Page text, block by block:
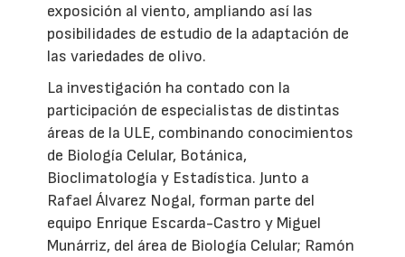
exposición al viento, ampliando así las
posibilidades de estudio de la adaptación de
las variedades de olivo.
La investigación ha contado con la
participación de especialistas de distintas
áreas de la ULE, combinando conocimientos
de Biología Celular, Botánica,
Bioclimatología y Estadística. Junto a
Rafael Álvarez Nogal, forman parte del
equipo Enrique Escarda-Castro y Miguel
Munárriz, del área de Biología Celular; Ramón